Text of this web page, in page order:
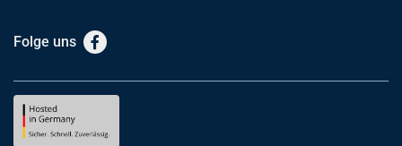
Folge uns Facebook